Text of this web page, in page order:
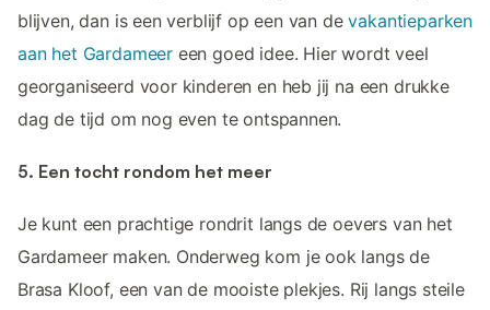
blijven, dan is een verblijf op een van devakantieparken
aan het Gardameer een goed idee. Hier wordt veel
georganiseerd voor kinderen en heb jij na een drukke
dag de tijd om nog even te ontspannen.
5. Een tocht rondom het meer
Je kunt een prachtige rondrit langs de oevers van het
Gardameer maken. Onderweg kom je ook langs de
Brasa Kloof, een van de mooiste plekjes. Rij langs steile